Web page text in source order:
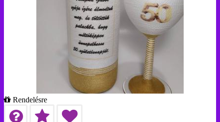
Rendelésre